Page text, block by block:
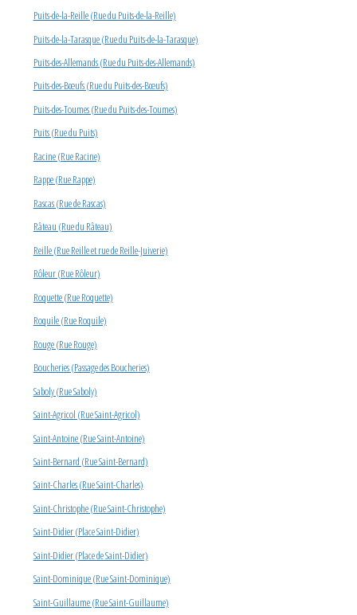
Puits-de-la-Reille (Rue du Puits-de-la-Reille)
Puits-de-la-Tarasque (Rue du Puits-de-la-Tarasque)
Puits-des-Allemands (Rue du Puits-des-Allemands)
Puits-des-Bœufs (Rue du Puits-des-Bœufs)
Puits-des-Toumes (Rue du Puits-des-Toumes)
Puits (Rue du Puits)
Racine (Rue Racine)
Rappe (Rue Rappe)
Rascas (Rue de Rascas)
Râteau (Rue du Râteau)
Reille (Rue Reille et rue de Reille-Juiverie)
Rôleur (Rue Rôleur)
Roquette (Rue Roquette)
Roquile (Rue Roquile)
Rouge (Rue Rouge)
Boucheries (Passage des Boucheries)
Saboly (Rue Saboly)
Saint-Agricol (Rue Saint-Agricol)
Saint-Antoine (Rue Saint-Antoine)
Saint-Bernard (Rue Saint-Bernard)
Saint-Charles (Rue Saint-Charles)
Saint-Christophe (Rue Saint-Christophe)
Saint-Didier (Place Saint-Didier)
Saint-Didier (Place de Saint-Didier)
Saint-Dominique (Rue Saint-Dominique)
Saint-Guillaume (Rue Saint-Guillaume)